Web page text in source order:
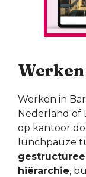
Werken in
Nederland of
op kantoor
lunchpauze
hiërarchie,